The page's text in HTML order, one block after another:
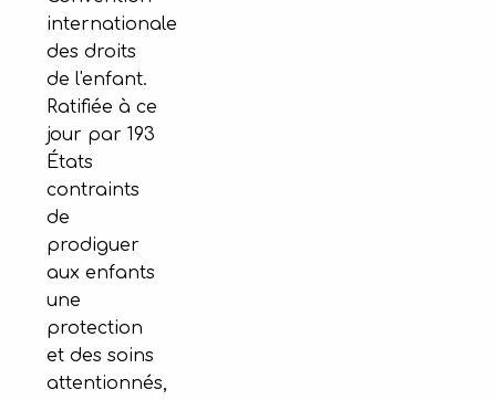
internationale
des droits
de l'enfant.
Ratifiée à ce
jour par 193
États
contraints
de
prodiguer
aux enfants
une
protection
et des soins
attentionnés,